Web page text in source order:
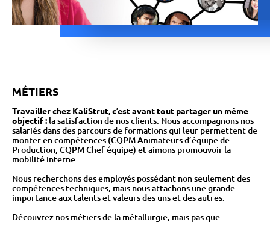
MÉTIERS
Travailler chez KaliStrut, c’est avant tout partager un même
objectif : la satisfaction de nos clients. Nous accompagnons nos
salariés dans des parcours de formations qui leur permettent de
monter en compétences (CQPM Animateurs d’équipe de
Production, CQPM Chef équipe) et aimons promouvoir la
mobilité interne.
Nous recherchons des employés possédant non seulement des
compétences techniques, mais nous attachons une grande
importance aux talents et valeurs des uns et des autres.
Découvrez nos métiers de la métallurgie, mais pas que…